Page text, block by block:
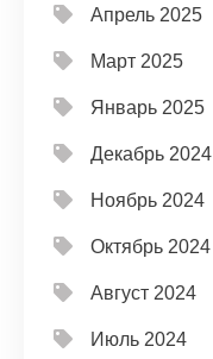
Апрель 2025
Март 2025
Январь 2025
Декабрь 2024
Ноябрь 2024
Октябрь 2024
Август 2024
Июль 2024